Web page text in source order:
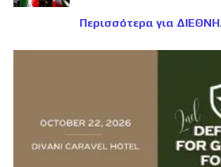
Περισσότερα για ΔΙΕΘΝΗ